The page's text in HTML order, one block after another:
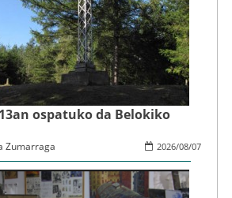
ospatuko da Belokiko
2026/08/07
Zumarraga